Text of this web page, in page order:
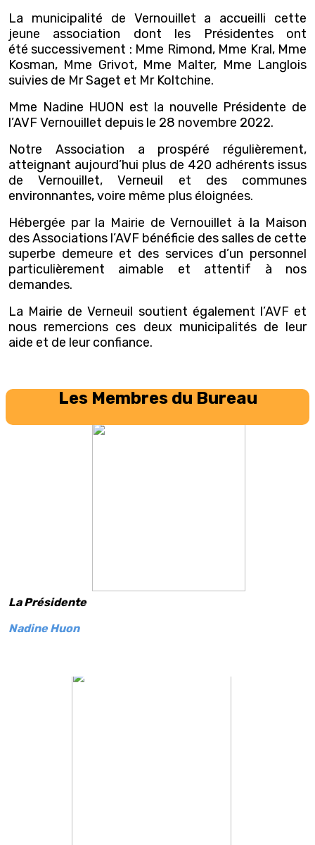
La municipalité de Vernouillet a accueilli cette
jeune association dont les Présidentes ont
été successivement : Mme Rimond, Mme Kral, Mme
Kosman, Mme Grivot, Mme Malter, Mme Langlois
suivies de Mr Saget et Mr Koltchine.
Mme Nadine HUON est la nouvelle Présidente de
l’AVF Vernouillet depuis le 28 novembre 2022.
Notre Association a prospéré régulièrement,
atteignant aujourd’hui plus de 420 adhérents issus
de Vernouillet, Verneuil et des communes
environnantes, voire même plus éloignées.
Hébergée par la Mairie de Vernouillet à la Maison
des Associations l’AVF bénéficie des salles de cette
superbe demeure et des services d’un personnel
particulièrement aimable et attentif à nos
demandes.
La Mairie de Verneuil soutient également l’AVF et
nous remercions ces deux municipalités de leur
aide et de leur confiance.
Les Membres du Bureau
La Présidente
Nadine Huon